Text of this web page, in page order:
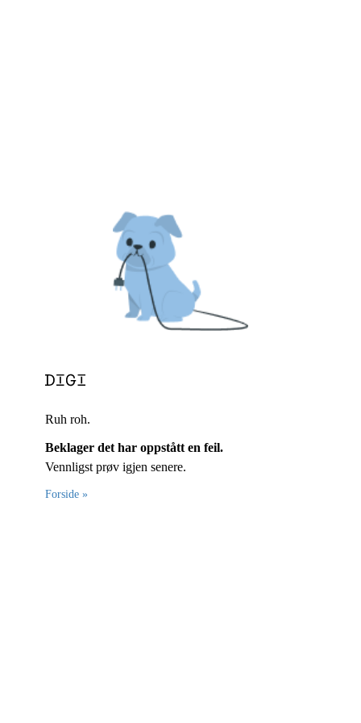
Ruh roh.
Beklager det har oppstått en feil.
Vennligst prøv igjen senere.
Forside »